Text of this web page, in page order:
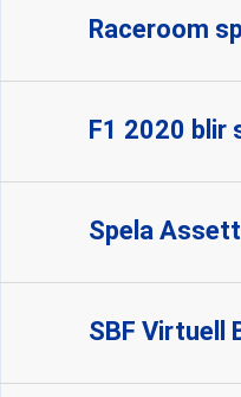
Raceroom
F1 2020 blir
Spela
SBF Virtuell